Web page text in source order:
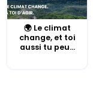
🌍 Le climat
change, et toi
aussi tu peu...